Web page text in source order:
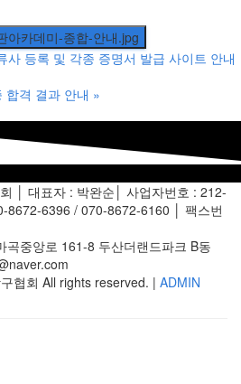
아카데미-종합-안내.jpg
사 등록 및 각종 증명서 발급 사이트 안내
합격 결과 안내 »
│ 대표자 : 박완순│ 사업자번호 : 212-
8672-6396 / 070-8672-6160 │ 팩스번
곡중앙로 161-8 두산더랜드파크 B동
협회 All rights reserved. | ADMIN